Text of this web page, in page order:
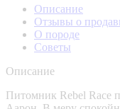
Описание
Отзывы о
О породе
Советы
Описание
Питомник Rebel Race